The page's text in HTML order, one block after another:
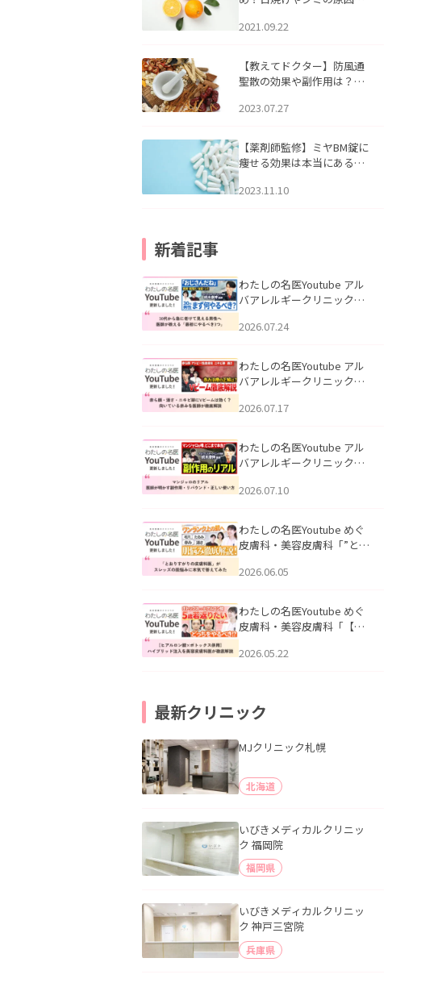
2021.09.22
【教えてドクター】防風通
聖散の効果や副作用は？長
2023.07.27
【薬剤師監修】ミヤBM錠に
痩せる効果は本当にある
2023.11.10
新着記事
わたしの名医Youtube アル
バアレルギークリニック札
える男性へ｜医師が教える
公開いたしました。
2026.07.24
わたしの名医Youtube アル
バアレルギークリニック札
跡にVビームは効く？向いて
説」を公開いたしました。
2026.07.17
わたしの名医Youtube アル
バアレルギークリニック札
医師が明かす副作用・リバ
公開いたしました。
2026.07.10
わたしの名医Youtube めぐ
皮膚科・美容皮膚科「”とお
ッズの肌悩みに本気で答え
た。
2026.06.05
わたしの名医Youtube めぐ
皮膚科・美容皮膚科「【ヒ
用】ハイブリッド注入を美
2026.05.22
最新クリニック
MJクリニック札幌
北海道
いびきメディカルクリニッ
ク 福岡院
福岡県
いびきメディカルクリニッ
ク 神戸三宮院
兵庫県